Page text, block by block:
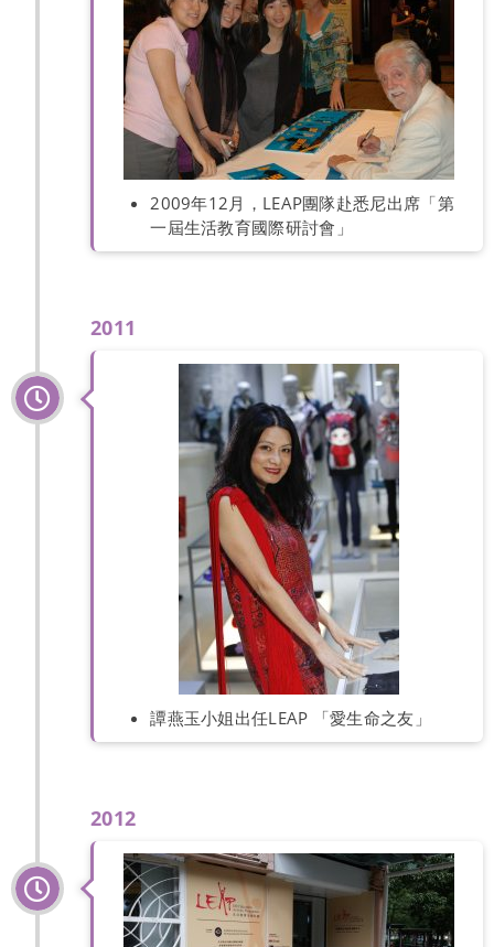
2009年12月，LEAP團隊赴悉尼出席「第
一屆生活教育國際研討會」
2011
譚燕玉小姐出任LEAP 「愛生命之友」
2012